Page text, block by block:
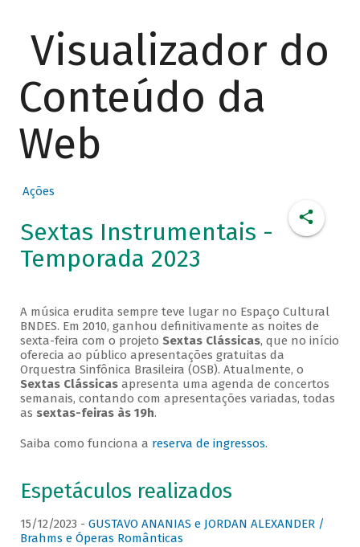
Visualizador do
Conteúdo da
Web
Ações
Sextas Instrumentais -
Temporada 2023
A música erudita sempre teve lugar no Espaço Cultural
BNDES. Em 2010, ganhou definitivamente as noites de
sexta-feira com o projeto Sextas Clássicas, que no início
oferecia ao público apresentações gratuitas da
Orquestra Sinfônica Brasileira (OSB). Atualmente, o
Sextas Clássicasapresenta uma agenda de concertos
semanais, contando com apresentações variadas, todas
as sextas-feiras às 19h.
Saiba como funciona a reserva de ingressos.
Espetáculos realizados
15/12/2023 - GUSTAVO ANANIAS e JORDAN ALEXANDER /
Brahms e Óperas Românticas